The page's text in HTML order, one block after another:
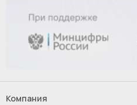
Компания